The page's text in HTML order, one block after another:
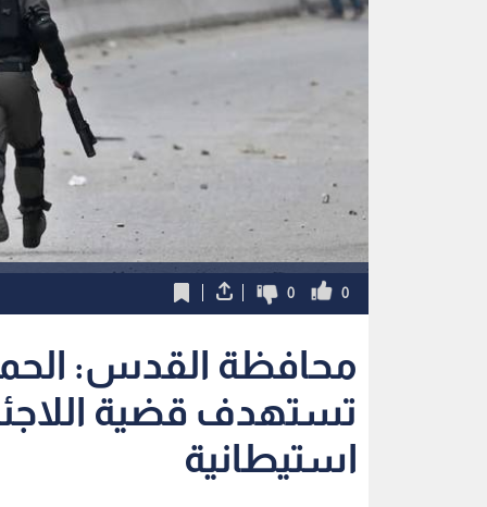
0
0
محافظة القدس:
تستهدف قضية
استيطانية